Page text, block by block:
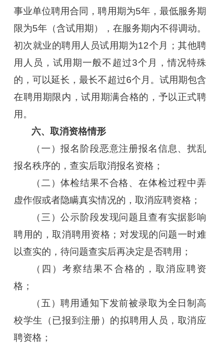
事业单位聘用合同，聘用期为5年，最低服务期
限为5年（含试用期），在服务期内不得调动。
初次就业的聘用人员试用期为12个月；其他聘
用人员，试用期一般不超过3个月，情况特殊
的，可以延长，最长不超过6个月。试用期包含
在聘用期限内，试用期满合格的，予以正式聘
用。
六、取消资格情形
（一）报名阶段恶意注册报名信息、扰乱
报名秩序的，查实后取消报名资格；
（二）体检结果不合格、在体检过程中弄
虚作假或者隐瞒真实情况的，取消应聘资格；
（三）公示阶段发现问题且查有实据影响
聘用的，取消聘用资格；对发现的问题一时难
以查实的，待问题查实后再决定是否聘用；
（四）考察结果不合格的，取消应聘资
格；
（五）聘用通知下发前被录取为全日制高
校学生（已报到注册）的拟聘用人员，取消应
聘资格；